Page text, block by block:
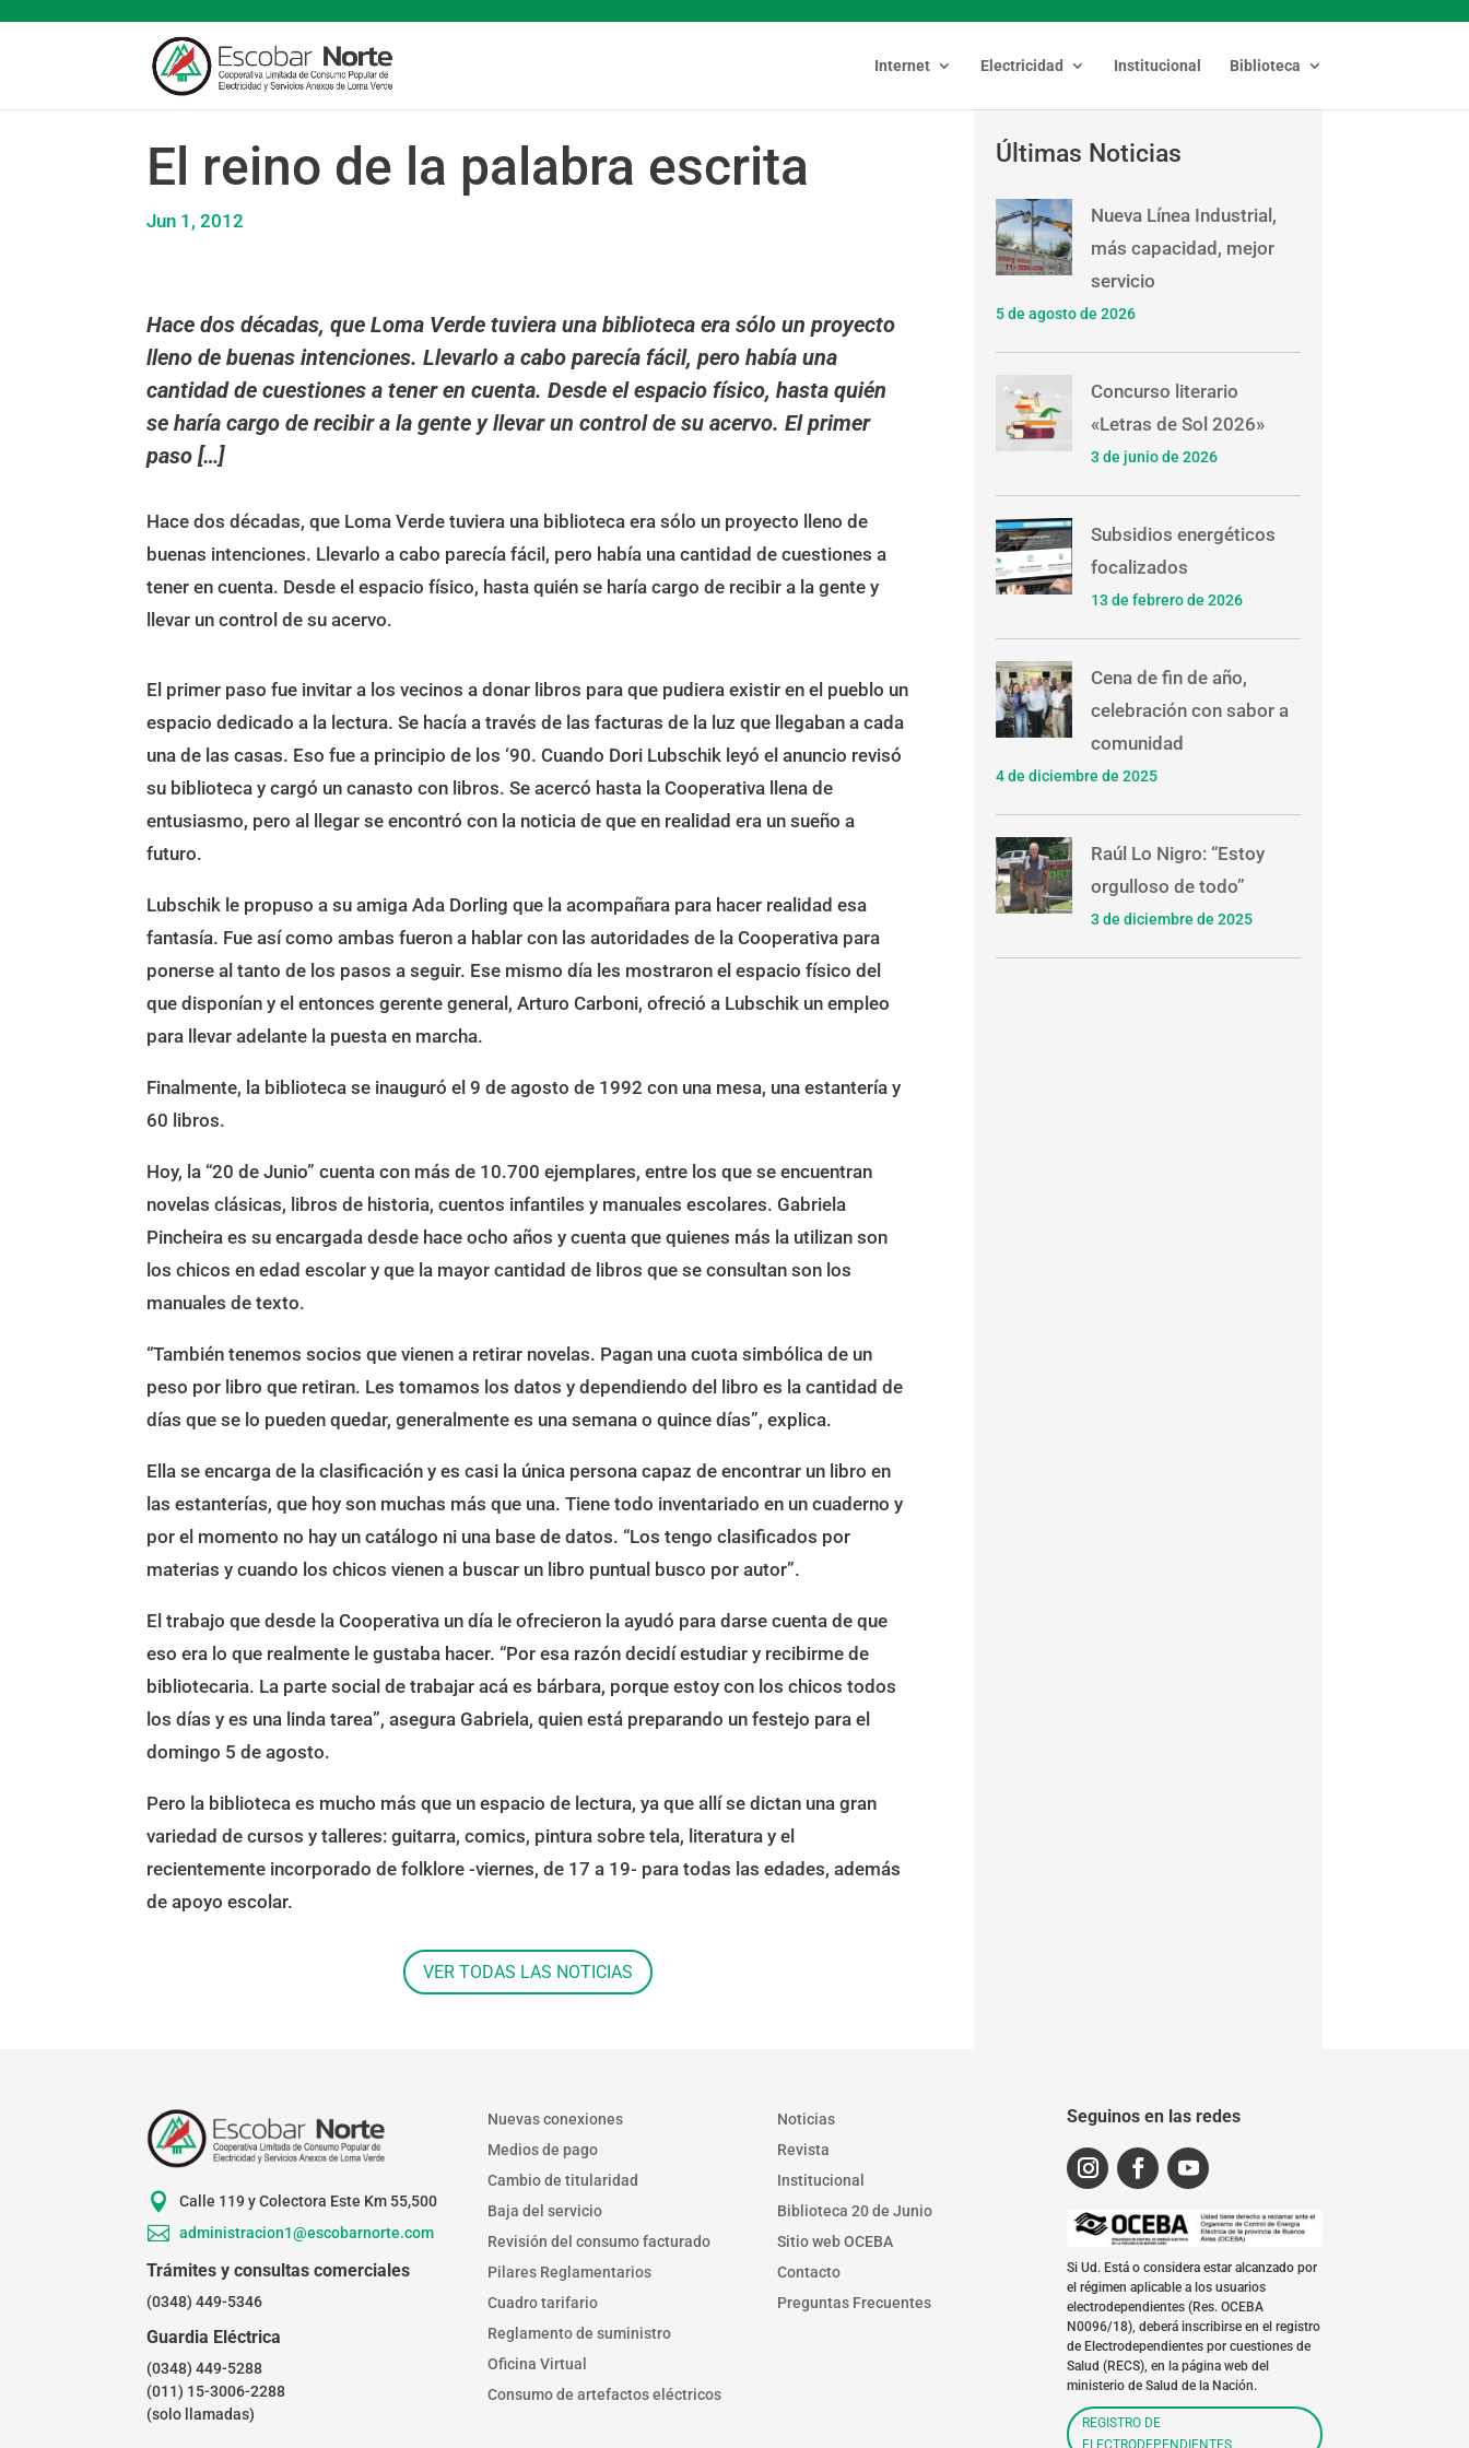
Internet Electricidad Institucional Biblioteca
El reino de la palabra escrita
Jun 1, 2012
Hace dos décadas, que Loma Verde tuviera una biblioteca era sólo un proyecto
lleno de buenas intenciones. Llevarlo a cabo parecía fácil, pero había una
cantidad de cuestiones a tener en cuenta. Desde el espacio físico, hasta quién
se haría cargo de recibir a la gente y llevar un control de su acervo. El primer
paso […]
Hace dos décadas, que Loma Verde tuviera una biblioteca era sólo un proyecto lleno de
buenas intenciones. Llevarlo a cabo parecía fácil, pero había una cantidad de cuestiones a
tener en cuenta. Desde el espacio físico, hasta quién se haría cargo de recibir a la gente y
llevar un control de su acervo.
El primer paso fue invitar a los vecinos a donar libros para que pudiera existir en el pueblo un
espacio dedicado a la lectura. Se hacía a través de las facturas de la luz que llegaban a cada
una de las casas. Eso fue a principio de los ‘90. Cuando Dori Lubschik leyó el anuncio revisó
su biblioteca y cargó un canasto con libros. Se acercó hasta la Cooperativa llena de
entusiasmo, pero al llegar se encontró con la noticia de que en realidad era un sueño a
futuro.
Lubschik le propuso a su amiga Ada Dorling que la acompañara para hacer realidad esa
fantasía. Fue así como ambas fueron a hablar con las autoridades de la Cooperativa para
ponerse al tanto de los pasos a seguir. Ese mismo día les mostraron el espacio físico del
que disponían y el entonces gerente general, Arturo Carboni, ofreció a Lubschik un empleo
para llevar adelante la puesta en marcha.
Finalmente, la biblioteca se inauguró el 9 de agosto de 1992 con una mesa, una estantería y
60 libros.
Hoy, la “20 de Junio” cuenta con más de 10.700 ejemplares, entre los que se encuentran
novelas clásicas, libros de historia, cuentos infantiles y manuales escolares. Gabriela
Pincheira es su encargada desde hace ocho años y cuenta que quienes más la utilizan son
los chicos en edad escolar y que la mayor cantidad de libros que se consultan son los
manuales de texto.
“También tenemos socios que vienen a retirar novelas. Pagan una cuota simbólica de un
peso por libro que retiran. Les tomamos los datos y dependiendo del libro es la cantidad de
días que se lo pueden quedar, generalmente es una semana o quince días”, explica.
Ella se encarga de la clasificación y es casi la única persona capaz de encontrar un libro en
las estanterías, que hoy son muchas más que una. Tiene todo inventariado en un cuaderno y
por el momento no hay un catálogo ni una base de datos. “Los tengo clasificados por
materias y cuando los chicos vienen a buscar un libro puntual busco por autor”.
El trabajo que desde la Cooperativa un día le ofrecieron la ayudó para darse cuenta de que
eso era lo que realmente le gustaba hacer. “Por esa razón decidí estudiar y recibirme de
bibliotecaria. La parte social de trabajar acá es bárbara, porque estoy con los chicos todos
los días y es una linda tarea”, asegura Gabriela, quien está preparando un festejo para el
domingo 5 de agosto.
Pero la biblioteca es mucho más que un espacio de lectura, ya que allí se dictan una gran
variedad de cursos y talleres: guitarra, comics, pintura sobre tela, literatura y el
recientemente incorporado de folklore -viernes, de 17 a 19- para todas las edades, además
de apoyo escolar.
VER TODAS LAS NOTICIAS
Últimas Noticias
Nueva Línea Industrial,
más capacidad, mejor
servicio
5 de agosto de 2026
Concurso literario
«Letras de Sol 2026»
3 de junio de 2026
Subsidios energéticos
focalizados
13 de febrero de 2026
Cena de fin de año,
celebración con sabor a
comunidad
4 de diciembre de 2025
Raúl Lo Nigro: “Estoy
orgulloso de todo”
3 de diciembre de 2025
 Calle 119 y Colectora Este Km 55,500
 administracion1@escobarnorte.com
Trámites y consultas comerciales
(0348) 449-5346
Guardia Eléctrica
(0348) 449-5288
(011) 15-3006-2288
(solo llamadas)
Nuevas conexiones
Medios de pago
Cambio de titularidad
Baja del servicio
Revisión del consumo facturado
Pilares Reglamentarios
Cuadro tarifario
Reglamento de suministro
Oficina Virtual
Consumo de artefactos eléctricos
Noticias
Revista
Institucional
Biblioteca 20 de Junio
Sitio web OCEBA
Contacto
Preguntas Frecuentes
Seguinos en las redes
Si Ud. Está o considera estar alcanzado por
el régimen aplicable a los usuarios
electrodependientes (Res. OCEBA
N0096/18), deberá inscribirse en el registro
de Electrodependientes por cuestiones de
Salud (RECS), en la página web del
ministerio de Salud de la Nación.
REGISTRO DE
ELECTRODEPENDIENTES